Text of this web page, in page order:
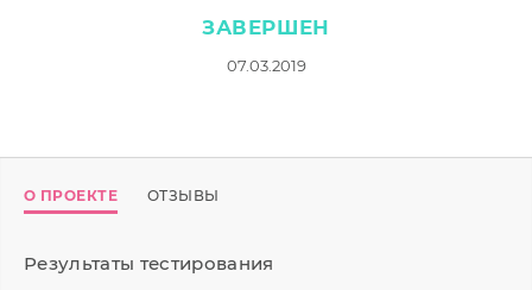
ЗАВЕРШЕН
07.03.2019
О ПРОЕКТЕ ОТЗЫВЫ
Результаты тестирования